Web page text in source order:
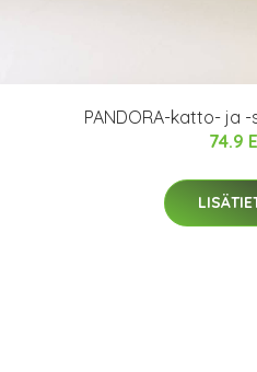
PANDORA-katto- ja
74.9